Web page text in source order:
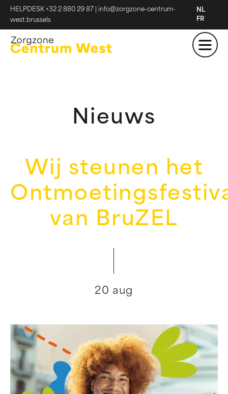
HELPDESK +32 2 880 29 87
info@zorgzone-centrum-
west.brussels
NL
FR
Nieuws
Wij steunen het
van BruZEL
20 aug